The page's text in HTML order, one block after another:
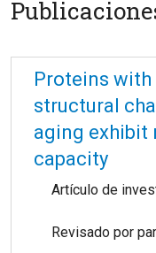
Proteins
structural
aging exhibit
capacity
Artículo de
Revisado por